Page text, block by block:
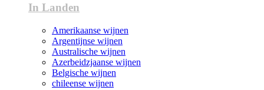
In Landen
Amerikaanse wijnen
Argentijnse wijnen
Australische wijnen
Azerbeidzjaanse wijnen
Belgische wijnen
chileense wijnen